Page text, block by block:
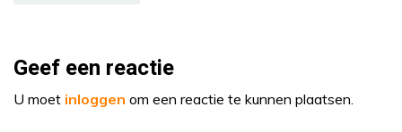
Geef een reactie
U moet inloggen om een reactie te kunnen plaatsen.